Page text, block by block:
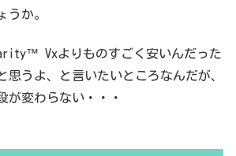
うか。
Vxよりものすごく安いんだった
思うよ、と言いたいところなんだが、
が変わらない・・・